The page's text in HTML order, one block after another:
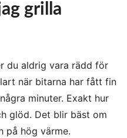
grilla
du aldrig vara rädd för
när bitarna har fått fin
minuter. Exakt hur
glöd. Det blir bäst om
på hög värme.